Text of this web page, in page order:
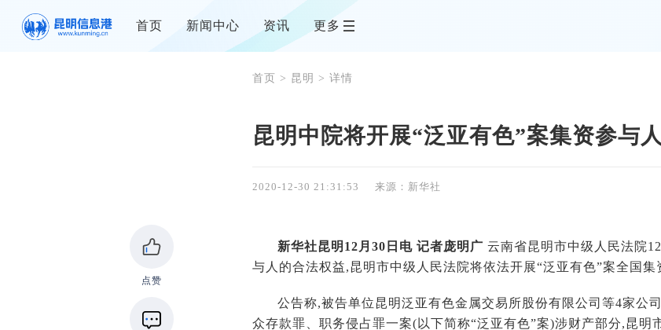
首页 新闻中心 资讯 更多
点赞
首页 > 昆明 > 详情
昆明中院将开展“泛亚有色”案集资参与
2020-12-30 21:31:53 来源：新华社
新华社昆明12月30日电 记者庞明广 云南省昆明市中级人民法院
与人的合法权益,昆明市中级人民法院将依法开展“泛亚有色”案全国集
公告称,被告单位昆明泛亚有色金属交易所股份有限公司等4家公
众存款罪、职务侵占罪一案(以下简称“泛亚有色”案)涉财产部分,昆明